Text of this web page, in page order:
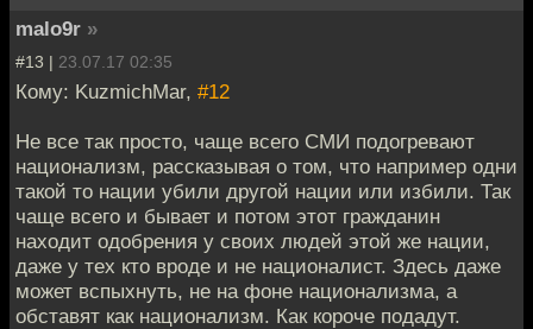
malo9r »
#13 | 23.07.17 02:35
Кому: KuzmichMar, #12
Не все так просто, чаще всего СМИ подогревают
национализм, рассказывая о том, что например одни
такой то нации убили другой нации или избили. Так
чаще всего и бывает и потом этот гражданин
находит одобрения у своих людей этой же нации,
даже у тех кто вроде и не националист. Здесь даже
может вспыхнуть, не на фоне национализма, а
обставят как национализм. Как короче подадут.